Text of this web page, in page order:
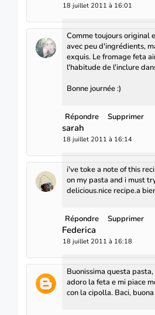
18 juillet 2011 à 16:01
Comme toujours original
avec peu d'ingrédients,
exquis. Le fromage feta
l'habitude de l'inclure
Bonne journée :)
Répondre Supprimer
sarah
18 juillet 2011 à 16:14
i've toke a note of this
on my pasta and i must
delicious.nice recipe.a
Répondre Supprimer
Federica
18 juillet 2011 à 16:18
Buonissima questa
adoro la feta e mi piace
con la cipolla. Baci,